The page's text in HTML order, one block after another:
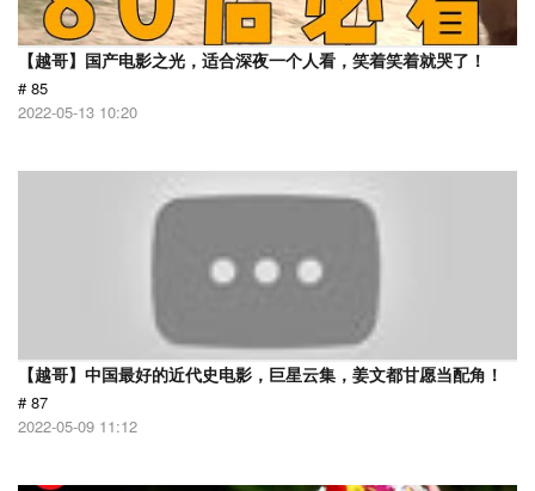
【越哥】国产电影之光，适合深夜一个人看，笑着笑着就哭了！
# 85
2022-05-13 10:20
【越哥】中国最好的近代史电影，巨星云集，姜文都甘愿当配角！
# 87
2022-05-09 11:12